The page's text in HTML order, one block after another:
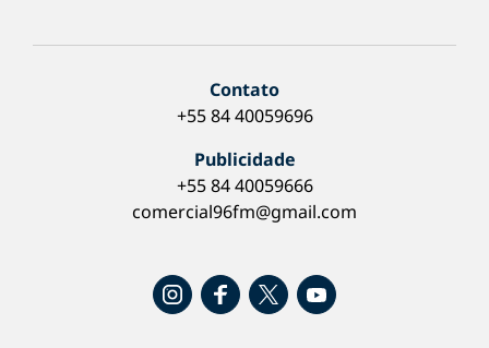
Contato
+55 84 40059696
Publicidade
+55 84 40059666
comercial96fm@gmail.com